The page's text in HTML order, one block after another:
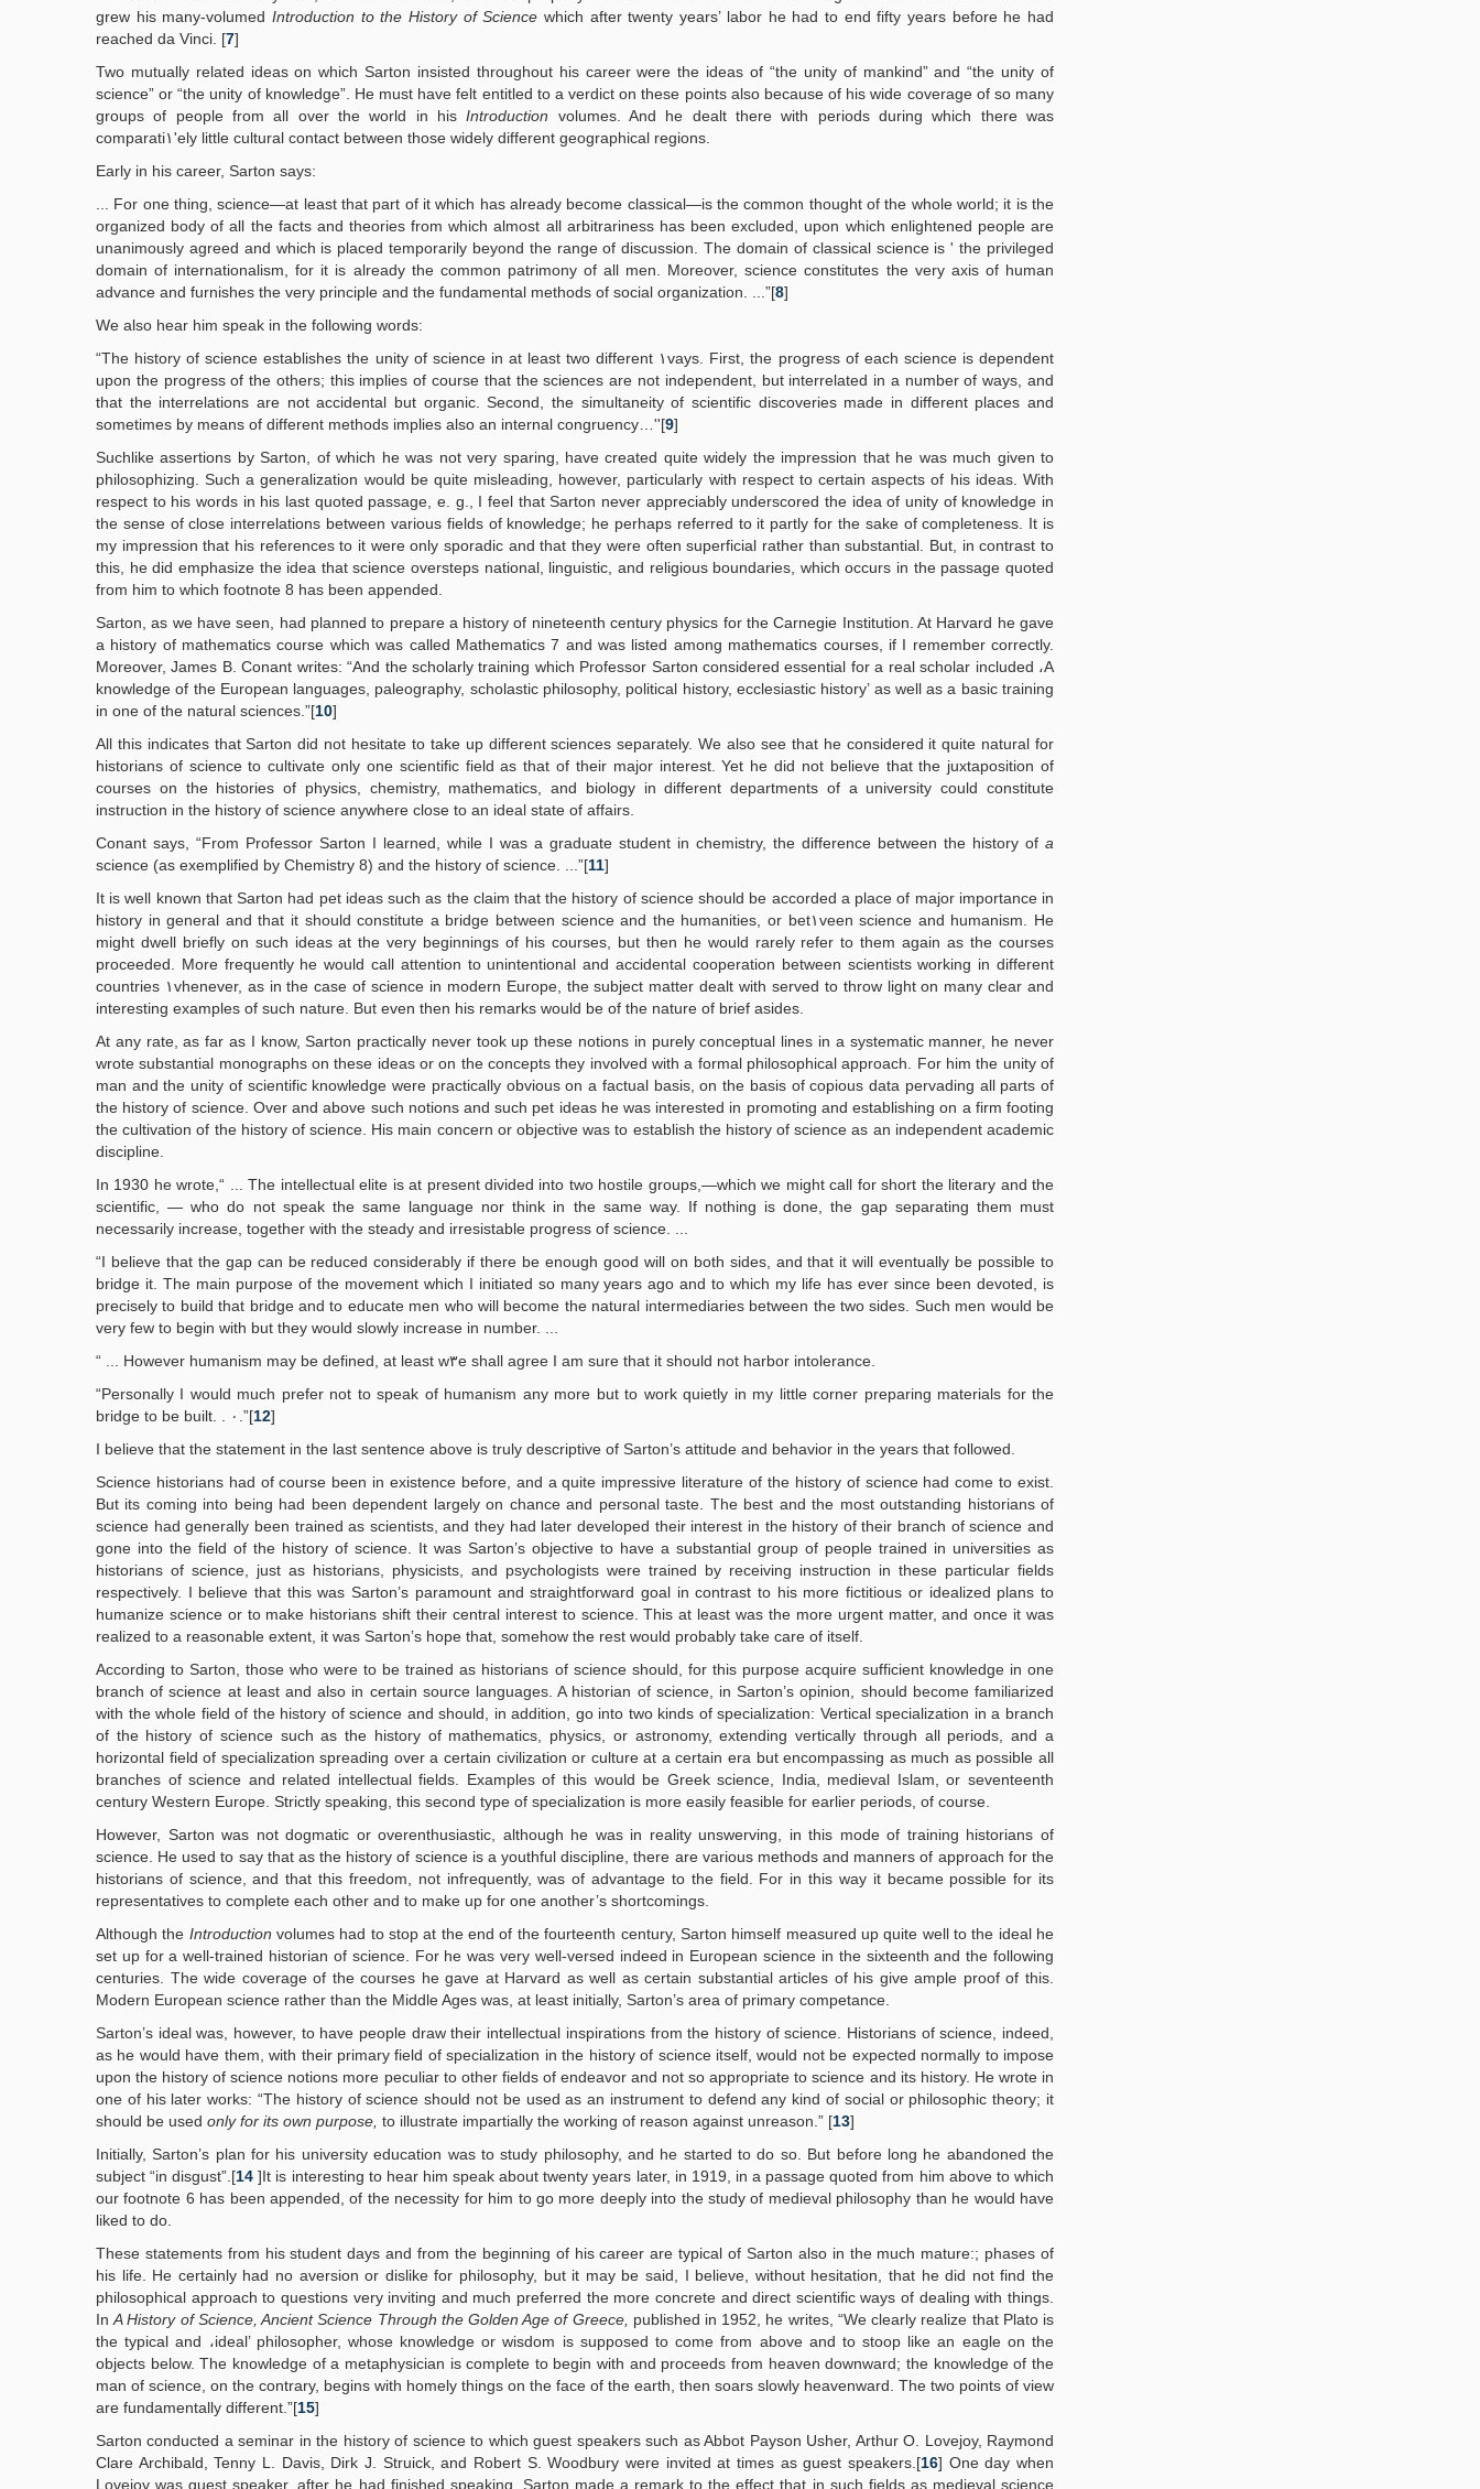
grew his many-volumedIntroduction to the History of Science which after twenty years’ labor he had to end fifty years before he had
reached da Vinci. [7]
Two mutually related ideas on which Sarton insisted throughout his career were the ideas of “the unity of mankind” and “the unity of
science” or “the unity of knowledge”. He must have felt entitled to a verdict on these points also because of his wide coverage of so many
groups of people from all over the world in hisIntroduction volumes. And he dealt there with periods during which there was
comparati١'ely little cultural contact between those widely different geographical regions.
Early in his career, Sarton says:
... For one thing, science—at least that part of it which has already become classical—is the common thought of the whole world; it is the
organized body of all the facts and theories from which almost all arbitrariness has been excluded, upon which enlightened people are
unanimously agreed and which is placed temporarily beyond the range of discussion. The domain of classical science is ' the privileged
domain of internationalism, for it is already the common patrimony of all men. Moreover, science constitutes the very axis of human
advance and furnishes the very principle and the fundamental methods of social organization. ...”[8]
We also hear him speak in the following words:
“The history of science establishes the unity of science in at least two different ١vays. First, the progress of each science is dependent
upon the progress of the others; this implies of course that the sciences are not independent, but interrelated in a number of ways, and
that the interrelations are not accidental but organic. Second, the simultaneity of scientific discoveries made in different places and
sometimes by means of different methods implies also an internal congruency…''[9]
Suchlike assertions by Sarton, of which he was not very sparing, have created quite widely the impression that he was much given to
philosophizing. Such a generalization would be quite misleading, however, particularly with respect to certain aspects of his ideas. With
respect to his words in his last quoted passage, e. g., I feel that Sarton never appreciably underscored the idea of unity of knowledge in
the sense of close interrelations between various fields of knowledge; he perhaps referred to it partly for the sake of completeness. It is
my impression that his references to it were only sporadic and that they were often superficial rather than substantial. But, in contrast to
this, he did emphasize the idea that science oversteps national, linguistic, and religious boundaries, which occurs in the passage quoted
from him to which footnote 8 has been appended.
Sarton, as we have seen, had planned to prepare a history of nineteenth century physics for the Carnegie Institution. At Harvard he gave
a history of mathematics course which was called Mathematics 7 and was listed among mathematics courses, if I remember correctly.
Moreover, James B. Conant writes: “And the scholarly training which Professor Sarton considered essential for a real scholar included ،A
knowledge of the European languages, paleography, scholastic philosophy, political history, ecclesiastic history’ as well as a basic training
in one of the natural sciences.”[10]
All this indicates that Sarton did not hesitate to take up different sciences separately. We also see that he considered it quite natural for
historians of science to cultivate only one scientific field as that of their major interest. Yet he did not believe that the juxtaposition of
courses on the histories of physics, chemistry, mathematics, and biology in different departments of a university could constitute
instruction in the history of science anywhere close to an ideal state of affairs.
Conant says, “From Professor Sarton I learned, while I was a graduate student in chemistry, the difference between the history of a
science (as exemplified by Chemistry 8) and the history of science. ...”[11]
It is well known that Sarton had pet ideas such as the claim that the history of science should be accorded a place of major importance in
history in general and that it should constitute a bridge between science and the humanities, or bet١veen science and humanism. He
might dwell briefly on such ideas at the very beginnings of his courses, but then he would rarely refer to them again as the courses
proceeded. More frequently he would call attention to unintentional and accidental cooperation between scientists working in different
countries ١vhenever, as in the case of science in modern Europe, the subject matter dealt with served to throw light on many clear and
interesting examples of such nature. But even then his remarks would be of the nature of brief asides.
At any rate, as far as I know, Sarton practically never took up these notions in purely conceptual lines in a systematic manner, he never
wrote substantial monographs on these ideas or on the concepts they involved with a formal philosophical approach. For him the unity of
man and the unity of scientific knowledge were practically obvious on a factual basis, on the basis of copious data pervading all parts of
the history of science. Over and above such notions and such pet ideas he was interested in promoting and establishing on a firm footing
the cultivation of the history of science. His main concern or objective was to establish the history of science as an independent academic
discipline.
In 1930 he wrote,“ ... The intellectual elite is at present divided into two hostile groups,—which we might call for short the literary and the
scientific, — who do not speak the same language nor think in the same way. If nothing is done, the gap separating them must
necessarily increase, together with the steady and irresistable progress of science. ...
“I believe that the gap can be reduced considerably if there be enough good will on both sides, and that it will eventually be possible to
bridge it. The main purpose of the movement which I initiated so many years ago and to which my life has ever since been devoted, is
precisely to build that bridge and to educate men who will become the natural intermediaries between the two sides. Such men would be
very few to begin with but they would slowly increase in number. ...
“ ... However humanism may be defined, at least w٣e shall agree I am sure that it should not harbor intolerance.
“Personally I would much prefer not to speak of humanism any more but to work quietly in my little corner preparing materials for the
bridge to be built. . ٠.”[12]
I believe that the statement in the last sentence above is truly descriptive of Sarton’s attitude and behavior in the years that followed.
Science historians had of course been in existence before, and a quite impressive literature of the history of science had come to exist.
But its coming into being had been dependent largely on chance and personal taste. The best and the most outstanding historians of
science had generally been trained as scientists, and they had later developed their interest in the history of their branch of science and
gone into the field of the history of science. It was Sarton’s objective to have a substantial group of people trained in universities as
historians of science, just as historians, physicists, and psychologists were trained by receiving instruction in these particular fields
respectively. I believe that this was Sarton’s paramount and straightforward goal in contrast to his more fictitious or idealized plans to
humanize science or to make historians shift their central interest to science. This at least was the more urgent matter, and once it was
realized to a reasonable extent, it was Sarton’s hope that, somehow the rest would probably take care of itself.
According to Sarton, those who were to be trained as historians of science should, for this purpose acquire sufficient knowledge in one
branch of science at least and also in certain source languages. A historian of science, in Sarton’s opinion, should become familiarized
with the whole field of the history of science and should, in addition, go into two kinds of specialization: Vertical specialization in a branch
of the history of science such as the history of mathematics, physics, or astronomy, extending vertically through all periods, and a
horizontal field of specialization spreading over a certain civilization or culture at a certain era but encompassing as much as possible all
branches of science and related intellectual fields. Examples of this would be Greek science, India, medieval Islam, or seventeenth
century Western Europe. Strictly speaking, this second type of specialization is more easily feasible for earlier periods, of course.
However, Sarton was not dogmatic or overenthusiastic, although he was in reality unswerving, in this mode of training historians of
science. He used to say that as the history of science is a youthful discipline, there are various methods and manners of approach for the
historians of science, and that this freedom, not infrequently, was of advantage to the field. For in this way it became possible for its
representatives to complete each other and to make up for one another’s shortcomings.
Although the Introduction volumes had to stop at the end of the fourteenth century, Sarton himself measured up quite well to the ideal he
set up for a well-trained historian of science. For he was very well-versed indeed in European science in the sixteenth and the following
centuries. The wide coverage of the courses he gave at Harvard as well as certain substantial articles of his give ample proof of this.
Modern European science rather than the Middle Ages was, at least initially, Sarton’s area of primary competance.
Sarton’s ideal was, however, to have people draw their intellectual inspirations from the history of science. Historians of science, indeed,
as he would have them, with their primary field of specialization in the history of science itself, would not be expected normally to impose
upon the history of science notions more peculiar to other fields of endeavor and not so appropriate to science and its history. He wrote in
one of his later works: “The history of science should not be used as an instrument to defend any kind of social or philosophic theory; it
should be used only for its own purpose, to illustrate impartially the working of reason against unreason.” [13]
Initially, Sarton’s plan for his university education was to study philosophy, and he started to do so. But before long he abandoned the
subject “in disgust”.[14 ]It is interesting to hear him speak about twenty years later, in 1919, in a passage quoted from him above to which
our footnote 6 has been appended, of the necessity for him to go more deeply into the study of medieval philosophy than he would have
liked to do.
These statements from his student days and from the beginning of his career are typical of Sarton also in the much mature:; phases of
his life. He certainly had no aversion or dislike for philosophy, but it may be said, I believe, without hesitation, that he did not find the
philosophical approach to questions very inviting and much preferred the more concrete and direct scientific ways of dealing with things.
InA History of Science, Ancient Science Through the Golden Age of Greece, published in 1952, he writes, “We clearly realize that Plato is
the typical and ،ideal’ philosopher, whose knowledge or wisdom is supposed to come from above and to stoop like an eagle on the
objects below. The knowledge of a metaphysician is complete to begin with and proceeds from heaven downward; the knowledge of the
man of science, on the contrary, begins with homely things on the face of the earth, then soars slowly heavenward. The two points of view
are fundamentally different.”[15]
Sarton conducted a seminar in the history of science to which guest speakers such as Abbot Payson Usher, Arthur O. Lovejoy, Raymond
Clare Archibald, Tenny L. Davis, Dirk J. Struick, and Robert S. Woodbury were invited at times as guest speakers.[16] One day when
Lovejoy was guest speaker, after he had finished speaking, Sarton made a remark to the effect that in such fields as medieval science